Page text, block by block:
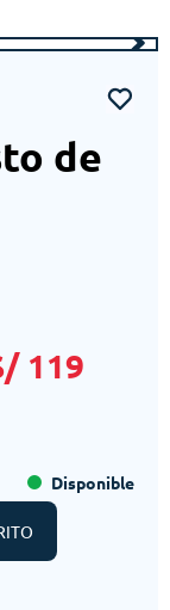
de
119
Disponible